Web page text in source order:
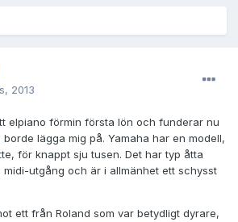
2013
elpiano förmin första lön och funderar nu
lägga mig på. Yamaha har en modell,
för knappt sju tusen. Det har typ åtta
midi-utgång och är i allmänhet ett schysst
ett från Roland som var betydligt dyrare,